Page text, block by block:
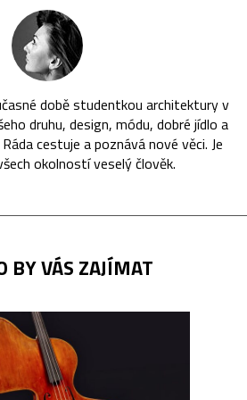
době studentkou architektury v
druhu, design, módu, dobré jídlo a
cestuje a poznává nové věci. Je
okolností veselý člověk.
BY VÁS ZAJÍMAT